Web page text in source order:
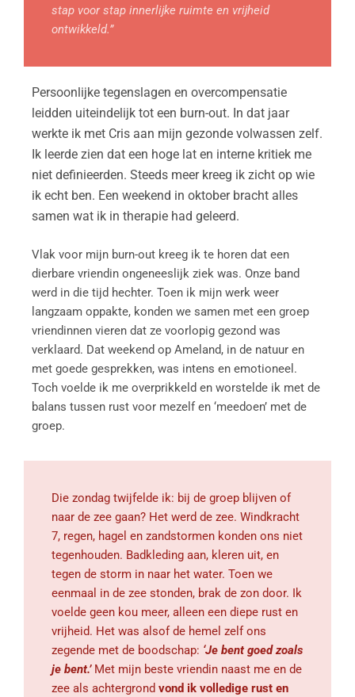
stap voor stap innerlijke ruimte en vrijheid
ontwikkeld.”
Persoonlijke tegenslagen en overcompensatie
leidden uiteindelijk tot een burn-out. In dat jaar
werkte ik met Cris aan mijn gezonde volwassen zelf.
Ik leerde zien dat een hoge lat en interne kritiek me
niet definieerden. Steeds meer kreeg ik zicht op wie
ik echt ben. Een weekend in oktober bracht alles
samen wat ik in therapie had geleerd.
Vlak voor mijn burn-out kreeg ik te horen dat een
dierbare vriendin ongeneeslijk ziek was. Onze band
werd in die tijd hechter. Toen ik mijn werk weer
langzaam oppakte, konden we samen met een groep
vriendinnen vieren dat ze voorlopig gezond was
verklaard. Dat weekend op Ameland, in de natuur en
met goede gesprekken, was intens en emotioneel.
Toch voelde ik me overprikkeld en worstelde ik met de
balans tussen rust voor mezelf en ‘meedoen’ met de
groep.
Die zondag twijfelde ik: bij de groep blijven of
naar de zee gaan? Het werd de zee. Windkracht
7, regen, hagel en zandstormen konden ons niet
tegenhouden. Badkleding aan, kleren uit, en
tegen de storm in naar het water. Toen we
eenmaal in de zee stonden, brak de zon door. Ik
voelde geen kou meer, alleen een diepe rust en
vrijheid. Het was alsof de hemel zelf ons
zegende met de boodschap: ‘Je bent goed zoals
je bent.’ Met mijn beste vriendin naast me en de
zee als achtergrond vond ik volledige rust en